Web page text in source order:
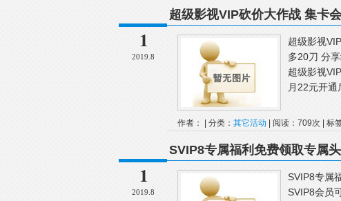
1
2019.8
超级影视VIP砍价大作战 集卡
超级影视
多20刀 分
超级影视
月22元开通
作者： | 分类： 其它活动 | 阅读：709次 | 标
1
2019.8
SVIP8专属福利免费领取专属
SVIP8专属
SVIP8会员